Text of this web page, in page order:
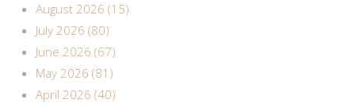
August 2026 (15)
July 2026 (80)
June 2026 (67)
May 2026 (81)
April 2026 (40)